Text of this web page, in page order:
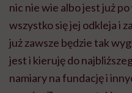
nic nie wie albo jest już
wszystko się jej odkleja i
już zawsze będzie tak
jest i kieruję do
namiary na fundację i